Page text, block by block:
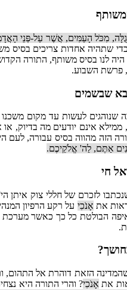
מִכֹּל הָעַמִּים, אֲשֶׁר עַל-פְּנֵי
כדי שתהיה אחדות צריכים
לנו בסיס משותף, התורה
פרשת השבוע.
שבשמים
שנוהגים לעשות עד מקום
ממילא אינם יודעים מה
מהווה בסיס עבורה, לעם
אַתֶּם, לַה' אֱלֹקֵיכֶם.
חי
לזכרם של חללי צוק
את אָנֹכִי על רקע הרפיון
הבולטת כל כך כאשר מערכת
הזאת דוהרת אל התהום,
את אָנֹכִי? והרי התורה היא